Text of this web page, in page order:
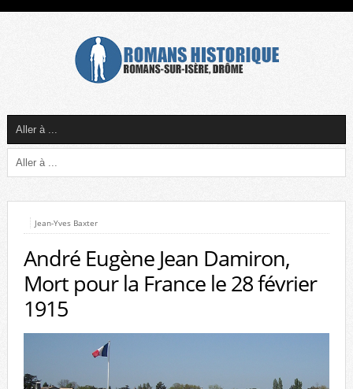
Jean-Yves Baxter
André Eugène Jean Damiron,
Mort pour la France le 28 février
1915